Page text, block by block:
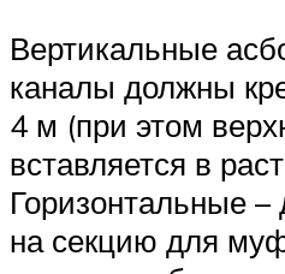
Вертикальные
каналы должны
4 м (при этом
вставляется в
Горизонтальные –
на секцию для